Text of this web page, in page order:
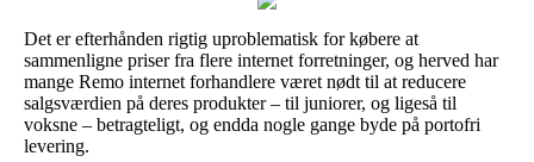
Det er efterhånden rigtig uproblematisk for købere at
sammenligne priser fra flere internet forretninger, og herved har
mange Remo internet forhandlere været nødt til at reducere
salgsværdien på deres produkter – til juniorer, og ligeså til
voksne – betragteligt, og endda nogle gange byde på portofri
levering.